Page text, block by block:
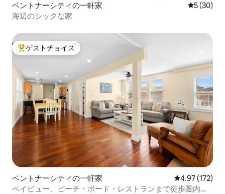
ベントナーシティの一軒家 レビュー
5 (30)
海辺のシックな家
大好評のゲストチョイスです。
ゲストチョイス
ベントナーシティの一軒家 レビュー172
4.97 (172)
ベイビュー、ビーチ・ボード・レストランまで徒歩圏内、